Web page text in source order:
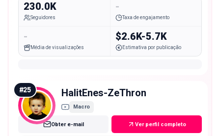
230.0K
Seguidores
-
Taxa de engajamento
-
Média de visualizações
$2.6K-5.7K
Estimativa por publicação
#25 HalitEnes-ZeThron
Macro
Obter e-mail Ver perfil completo